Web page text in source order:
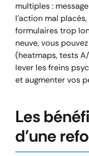
multiples :
l’action mal
formulaires trop
neuve, vous
(heatmaps, tests
lever les freins
et augmenter vos
Les
d’une